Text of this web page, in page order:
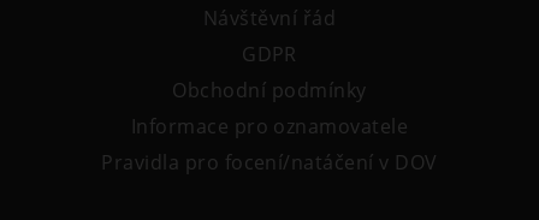
Návštěvní řád
GDPR
Obchodní podmínky
Informace pro oznamovatele
Pravidla pro focení/natáčení v DOV